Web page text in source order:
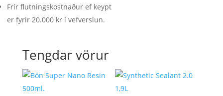
Frír flutningskostnaður ef keypt
er fyrir 20.000 kr í vefverslun.
Tengdar vörur